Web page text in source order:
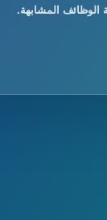
الوظائف المشابهة.